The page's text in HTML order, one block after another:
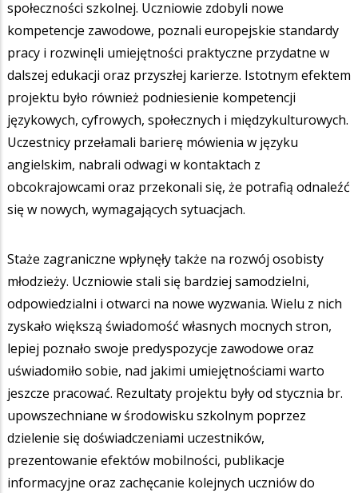
społeczności szkolnej. Uczniowie zdobyli nowe
kompetencje zawodowe, poznali europejskie standardy
pracy i rozwinęli umiejętności praktyczne przydatne w
dalszej edukacji oraz przyszłej karierze. Istotnym efektem
projektu było również podniesienie kompetencji
językowych, cyfrowych, społecznych i międzykulturowych.
Uczestnicy przełamali barierę mówienia w języku
angielskim, nabrali odwagi w kontaktach z
obcokrajowcami oraz przekonali się, że potrafią odnaleźć
się w nowych, wymagających sytuacjach.
Staże zagraniczne wpłynęły także na rozwój osobisty
młodzieży. Uczniowie stali się bardziej samodzielni,
odpowiedzialni i otwarci na nowe wyzwania. Wielu z nich
zyskało większą świadomość własnych mocnych stron,
lepiej poznało swoje predyspozycje zawodowe oraz
uświadomiło sobie, nad jakimi umiejętnościami warto
jeszcze pracować. Rezultaty projektu były od stycznia br.
upowszechniane w środowisku szkolnym poprzez
dzielenie się doświadczeniami uczestników,
prezentowanie efektów mobilności, publikacje
informacyjne oraz zachęcanie kolejnych uczniów do